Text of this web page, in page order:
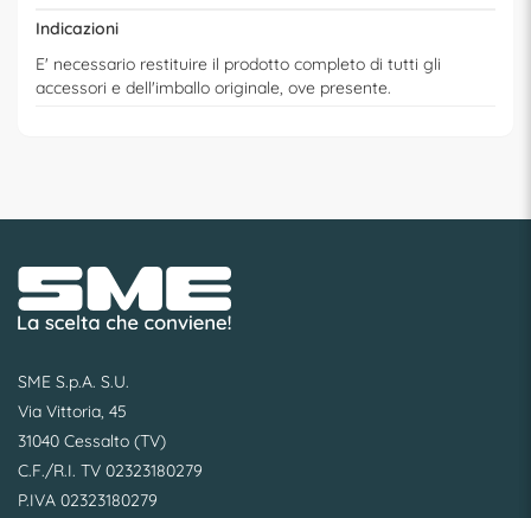
Indicazioni
E' necessario restituire il prodotto completo di tutti gli
accessori e dell'imballo originale, ove presente.
SME S.p.A. S.U.
Via Vittoria, 45
31040 Cessalto (TV)
C.F./R.I. TV 02323180279
P.IVA 02323180279